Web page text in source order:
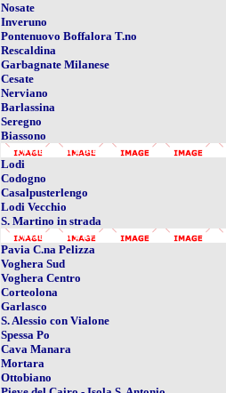
Nosate
Inveruno
Pontenuovo Boffalora T.no
Rescaldina
Garbagnate Milanese
Cesate
Nerviano
Barlassina
Seregno
Biassono
- Provincia di Lodi
Lodi
Codogno
Casalpusterlengo
Lodi Vecchio
S. Martino in strada
- Provincia di Pavia
Pavia C.na Pelizza
Voghera Sud
Voghera Centro
Corteolona
Garlasco
S. Alessio con Vialone
Spessa Po
Cava Manara
Mortara
Ottobiano